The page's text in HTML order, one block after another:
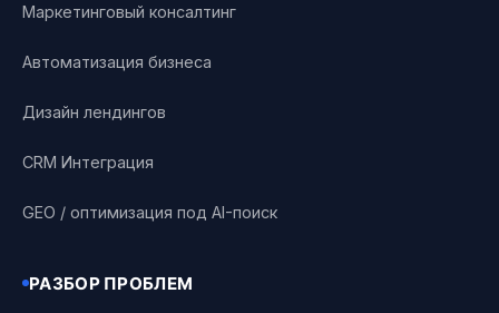
Маркетинговый консалтинг
Автоматизация бизнеса
Дизайн лендингов
CRM Интеграция
GEO / оптимизация под AI-поиск
РАЗБОР ПРОБЛЕМ